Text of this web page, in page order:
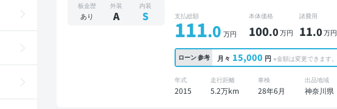
板金歴
あり
外装
A
内装
S 支払総額
111.0 万円
本体価格
100.0万円
諸費用
11.0万円
ローン参考 月々 15,000 円 ※金額は変更できます。
年式
2015
走行距離
5.2万km
車検
28年6月
出品地域
神奈川県